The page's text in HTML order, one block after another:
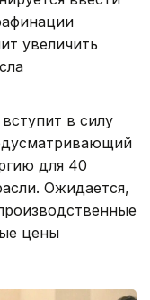
увеличить
в силу
для 40
Ожидается,
цены